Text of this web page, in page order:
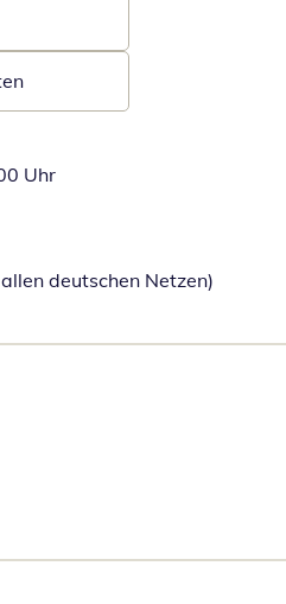
Uhr
deutschen Netzen)